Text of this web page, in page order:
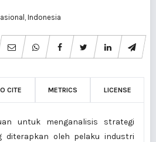
Indonesia
CITE METRICS LICENSE
untuk menganalisis strategi
diterapkan oleh pelaku industri